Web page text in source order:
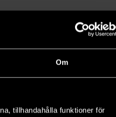
Om
tillhandahålla funktioner för